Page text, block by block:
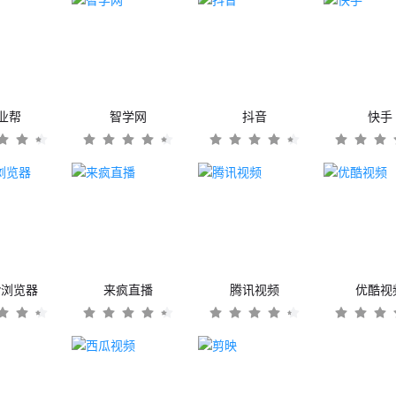
帮 智学网 抖音 快手
览器 来疯直播 腾讯视频 优酷视